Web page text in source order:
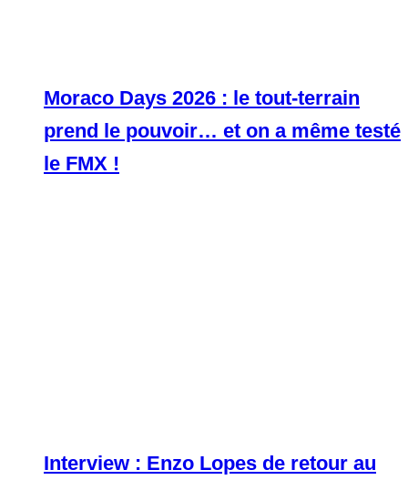
Moraco Days 2026 : le tout-terrain
prend le pouvoir… et on a même testé
le FMX !
Interview : Enzo Lopes de retour au